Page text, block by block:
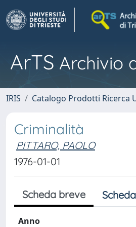
ArTS Archivio
IRIS Catalogo Prodotti Ricerca
Criminalità
PITTARO, PAOLO
1976-01-01
Scheda breve
Anno